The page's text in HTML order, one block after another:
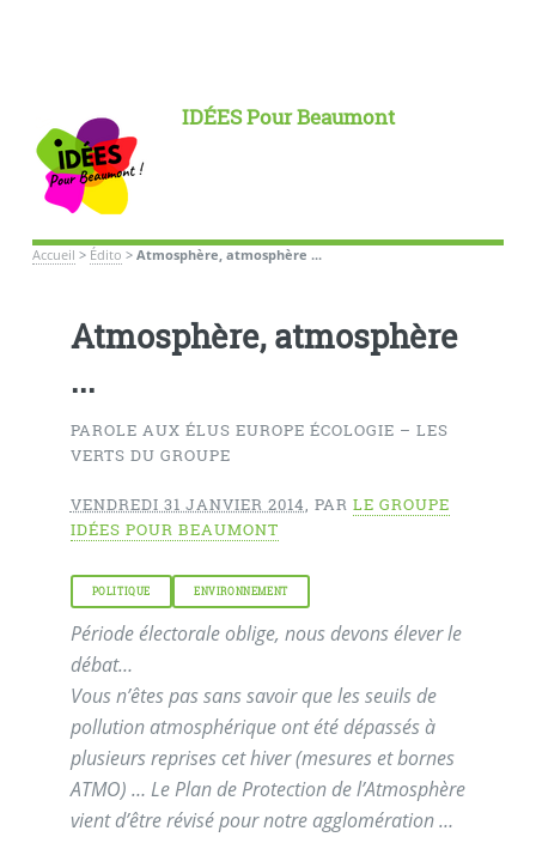
IDÉES Pour Beaumont
Accueil > Édito > Atmosphère, atmosphère ...
Atmosphère, atmosphère
...
PAROLE AUX ÉLUS EUROPE ÉCOLOGIE – LES
VERTS DU GROUPE
VENDREDI 31 JANVIER 2014, PAR LE GROUPE
IDÉES POUR BEAUMONT
POLITIQUE ENVIRONNEMENT
Période électorale oblige, nous devons élever le
débat…
Vous n’êtes pas sans savoir que les seuils de
pollution atmosphérique ont été dépassés à
plusieurs reprises cet hiver (mesures et bornes
ATMO) … Le Plan de Protection de l’Atmosphère
vient d’être révisé pour notre agglomération …